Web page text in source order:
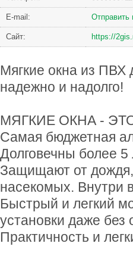
Е-mail: Отправить
Сайт: https://
Мягкие окна из ПВХ
надежно и надолго!
МЯГКИЕ ОКНА -
Самая бюджетная
Долговечны более 5
Защищают от дождя,
насекомых. Внутри
Быстрый и легкий
установки даже без
Практичность и